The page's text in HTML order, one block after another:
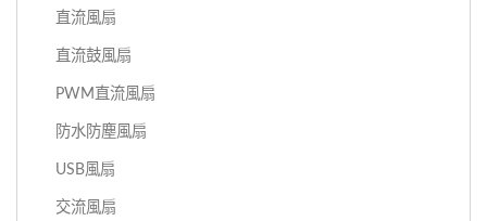
直流風扇
直流鼓風扇
PWM直流風扇
防水防塵風扇
USB風扇
交流風扇